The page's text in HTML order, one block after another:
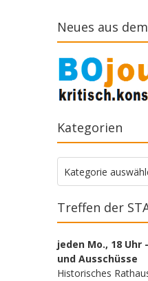
Neues aus
Kategorien
Kategorien
Kategorie
Treffen der
jeden Mo., 18
und Ausschüsse
Historisches